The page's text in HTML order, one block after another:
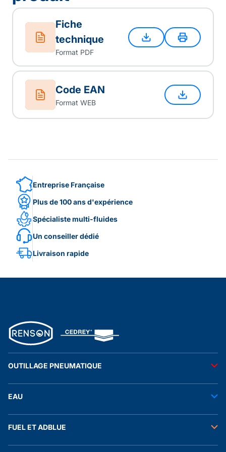
Fiche
technique
Format PDF
Code EAN
Format WEB
Entreprise Française
Plus de 100 ans d'expérience
Spécialiste multi-fluides
Un conseiller dédié
Livraison rapide
OUTILLAGE PNEUMATIQUE
Accessoires pneumatiques
EAU
Tuyaux
Raccords et autres accessoires
FUEL ET ADBLUE